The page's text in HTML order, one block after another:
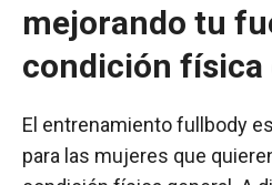
mejorando tu
condición física
El entrenamiento fullbody
para las mujeres que